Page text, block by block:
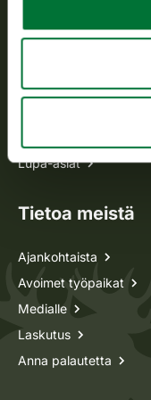
Lupa-asiat
Tietoa meistä
Ajankohtaista
Avoimet työpaikat
Medialle
Laskutus
Anna palautetta